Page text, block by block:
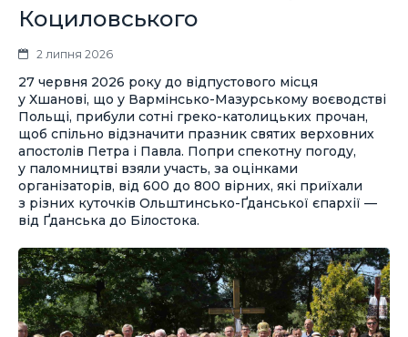
Коциловського
2 липня 2026
27 червня 2026 року до відпустового місця
у Хшанові, що у Вармінсько-Мазурському воєводстві
Польщі, прибули сотні греко-католицьких прочан,
щоб спільно відзначити празник святих верховних
апостолів Петра і Павла. Попри спекотну погоду,
у паломництві взяли участь, за оцінками
організаторів, від 600 до 800 вірних, які приїхали
з різних куточків Ольштинсько-Ґданської єпархії —
від Ґданська до Білостока.